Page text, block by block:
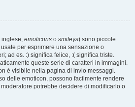
inglese, emoticons o smileys) sono piccole
per esprimere una sensazione o
ad es. :) significa felice, :( significa triste.
queste serie di caratteri in immagini.
è visibile nella pagina di invio messaggi.
delle emoticon, possono facilmente rendere
potrebbe decidere di modificarlo o